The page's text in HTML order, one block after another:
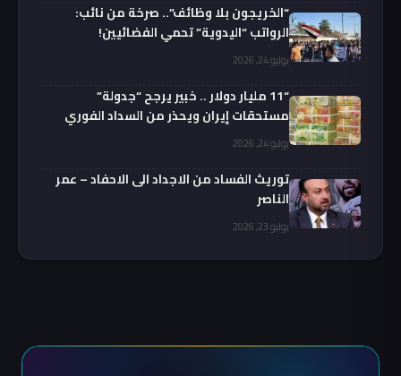
“الخريجون بلا وظائف”.. صرخة من نائب:
الرواتب “اليدوية” تحمي الفضائيين!
يوليو 24, 2026
“11 مليار دولار .. خبير يرجح “جدولة”
مستحقات إيران ويحذر من السداد الفوري
يوليو 24, 2026
توريث الفساد من الاجداد الى الاحفاد – عمر
الناصر
يوليو 23, 2026